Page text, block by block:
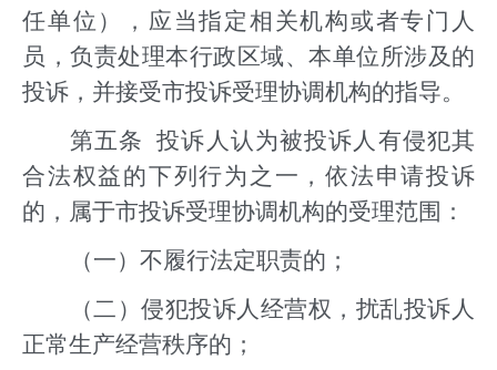
任单位），应当指定相关机构或者专门人
员，负责处理本行政区域、本单位所涉及的
投诉，并接受市投诉受理协调机构的指导。
第五条 投诉人认为被投诉人有侵犯其
合法权益的下列行为之一，依法申请投诉
的，属于市投诉受理协调机构的受理范围：
（一）不履行法定职责的；
（二）侵犯投诉人经营权，扰乱投诉人
正常生产经营秩序的；